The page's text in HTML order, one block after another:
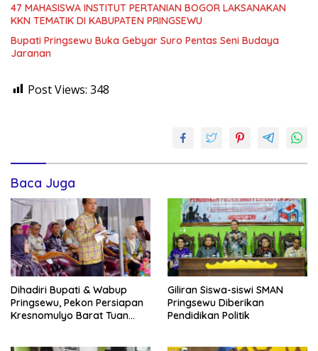
47 MAHASISWA INSTITUT PERTANIAN BOGOR LAKSANAKAN
KKN TEMATIK DI KABUPATEN PRINGSEWU
Bupati Pringsewu Buka Gebyar Suro Pentas Seni Budaya
Jaranan
Post Views: 348
Baca Juga
Dihadiri Bupati & Wabup
Pringsewu, Pekon Persiapan
Kresnomulyo Barat Tuan
Giliran Siswa-siswi SMAN
Pringsewu Diberikan
Pendidikan Politik